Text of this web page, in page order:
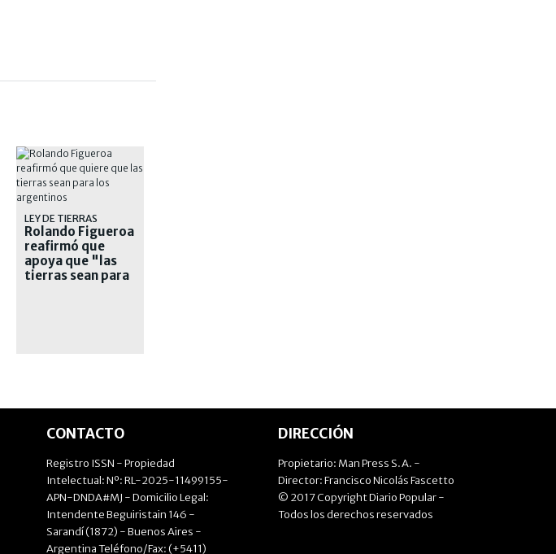
LEY DE TIERRAS
Rolando Figueroa
reafirmó que
apoya que "las
tierras sean para
CONTACTO
Registro ISSN - Propiedad
Intelectual: Nº: RL-2025-11499155-
APN-DNDA#MJ - Domicilio Legal:
Intendente Beguiristain 146 -
Sarandí (1872) - Buenos Aires -
Argentina Teléfono/Fax: (+5411)
DIRECCIÓN
Propietario: Man Press S.A. -
Director: Francisco Nicolás Fascetto
© 2017 Copyright Diario Popular -
Todos los derechos reservados